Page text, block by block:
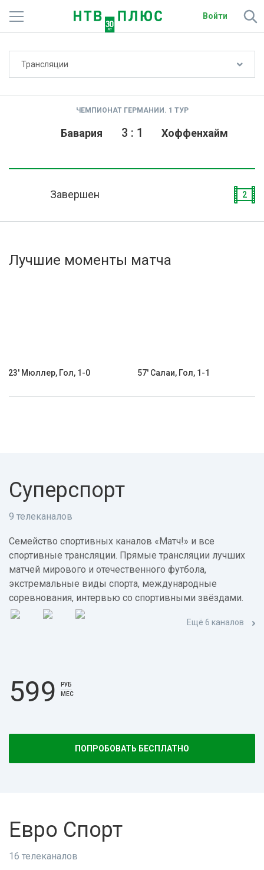
Войти
Активировать промокод
Трансляции
ЧЕМПИОНАТ ГЕРМАНИИ. 1 ТУР
Бавария Хоффенхайм
3 : 1
Завершен 2
Лучшие моменты матча
23' Мюллер, Гол, 1-0 57' Салаи, Гол, 1-1
Суперспорт
9 телеканалов
Семейство спортивных каналов «Матч!» и все
спортивные трансляции. Прямые трансляции лучших
матчей мирового и отечественного футбола,
экстремальные виды спорта, международные
соревнования, интервью со спортивными звёздами.
Ещё 6 каналов
599
РУБ
МЕС
ПОПРОБОВАТЬ БЕСПЛАТНО
Евро Спорт
16 телеканалов